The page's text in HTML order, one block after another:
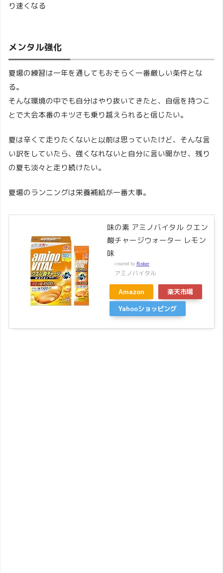
り速くなる
メンタル強化
夏場の練習は一年を通してもおそらく一番厳しい条件とな
る。
そんな環境の中でも自分はやり抜いてきたと、自信を持つこ
とで大会本番のキツさも乗り越えられると信じたい。
夏は辛くて走りたくないと以前は思っていたけど、そんな言
い訳をしていたら、強くなれないと自分に言い聞かせ、残り
の夏も淡々と走り続けたい。
夏場のランニングは栄養補給が一番大事。
味の素 アミノバイタル クエン
酸チャージウォーター レモン
味
created by Rinker
アミノバイタル
Amazon
楽天市場
Yahooショッピング